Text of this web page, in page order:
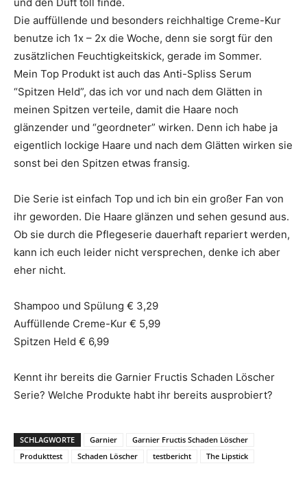
Die auffüllende und besonders reichhaltige Creme-Kur
benutze ich 1x – 2x die Woche, denn sie sorgt für den
zusätzlichen Feuchtigkeitskick, gerade im Sommer.
Mein Top Produkt ist auch das Anti-Spliss Serum
“Spitzen Held”, das ich vor und nach dem Glätten in
meinen Spitzen verteile, damit die Haare noch
glänzender und “geordneter” wirken. Denn ich habe ja
eigentlich lockige Haare und nach dem Glätten wirken sie
sonst bei den Spitzen etwas fransig.
Die Serie ist einfach Top und ich bin ein großer Fan von
ihr geworden. Die Haare glänzen und sehen gesund aus.
Ob sie durch die Pflegeserie dauerhaft repariert werden,
kann ich euch leider nicht versprechen, denke ich aber
eher nicht.
Shampoo und Spülung € 3,29
Auffüllende Creme-Kur € 5,99
Spitzen Held € 6,99
Kennt ihr bereits die Garnier Fructis Schaden Löscher
Serie? Welche Produkte habt ihr bereits ausprobiert?
SCHLAGWORTE Garnier
Garnier Fructis Schaden Löscher
Produkttest
Schaden Löscher testbericht The Lipstick